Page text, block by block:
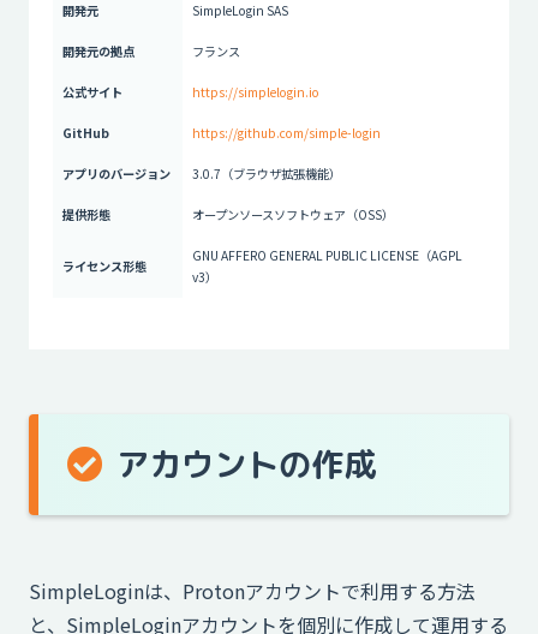
開発元 SimpleLogin SAS
開発元の拠点 フランス
公式サイト https://simplelogin.io
GitHub https://github.com/simple-login
アプリのバージョン 3.0.7（ブラウザ拡張機能）
提供形態 オープンソースソフトウェア（OSS）
ライセンス形態
GNU AFFERO GENERAL PUBLIC LICENSE（AGPL
v3）
アカウントの作成
SimpleLoginは、Protonアカウントで利用する方法
と、SimpleLoginアカウントを個別に作成して運用する